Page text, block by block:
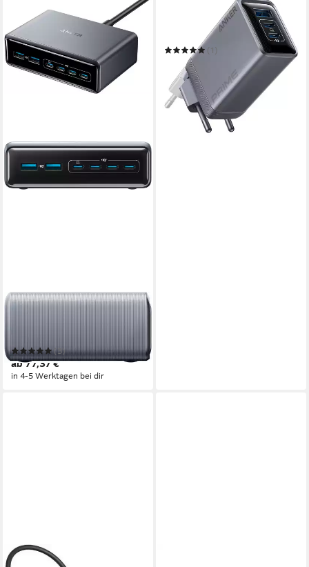
ANKER
(3)
ab 77,37 €
in 4-5 Werktagen bei dir
Prime Charger (A2688341)
Smartphone-Ladegerät
(1)
ab 71,44 €
in 2-3 Werktagen bei dir